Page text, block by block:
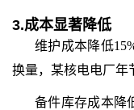
3.成本显著降低
维护成本降低
换量，某核电电厂年
备件库存成本降